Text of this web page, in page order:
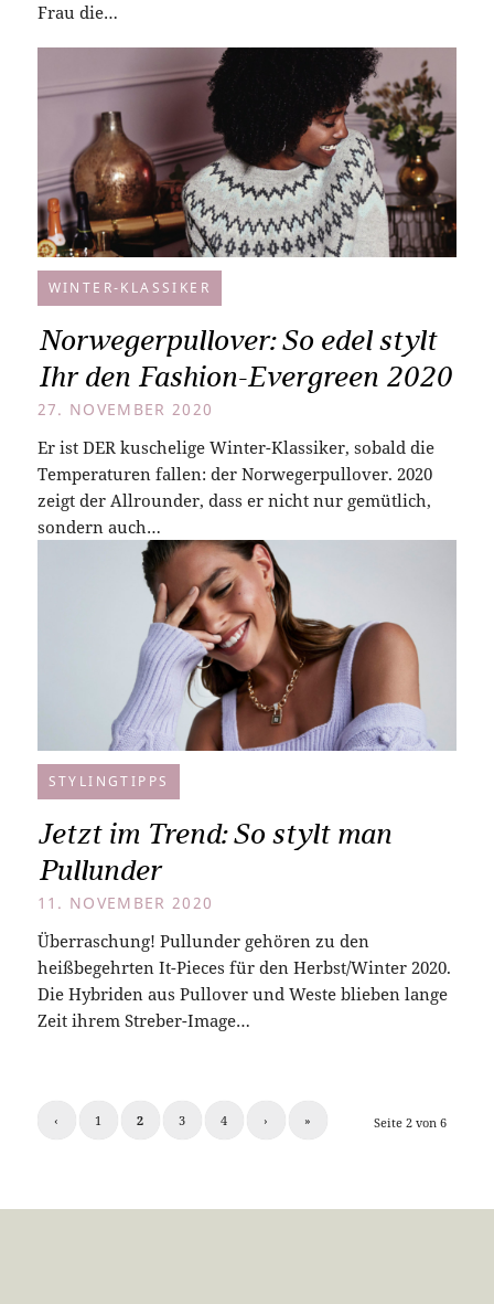
Frau die…
WINTER-KLASSIKER
Norwegerpullover: So edel stylt
Ihr den Fashion-Evergreen 2020
27. NOVEMBER 2020
Er ist DER kuschelige Winter-Klassiker, sobald die
Temperaturen fallen: der Norwegerpullover. 2020
zeigt der Allrounder, dass er nicht nur gemütlich,
sondern auch…
STYLINGTIPPS
Jetzt im Trend: So stylt man
Pullunder
11. NOVEMBER 2020
Überraschung! Pullunder gehören zu den
heißbegehrten It-Pieces für den Herbst/Winter 2020.
Die Hybriden aus Pullover und Weste blieben lange
Zeit ihrem Streber-Image…
Seite 2 von 6
‹ 1 2 3 4 › »